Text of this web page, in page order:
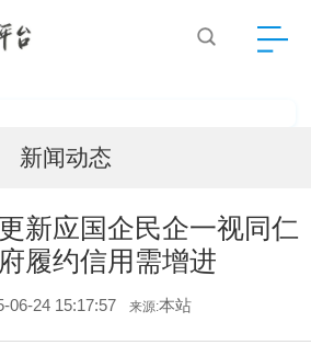
新闻动态
新应国企民企一视同仁
履约信用需增进
06-24 15:17:57 来源:本站